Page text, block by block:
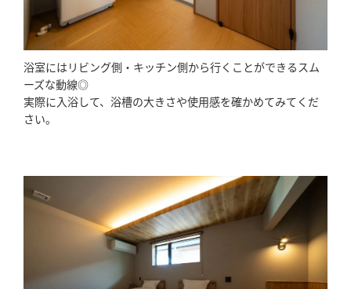
浴室にはリビング側・キッチン側から行くことができるスム
ーズな動線◎
実際に入浴して、浴槽の大きさや使用感を確かめてみてくだ
さい。